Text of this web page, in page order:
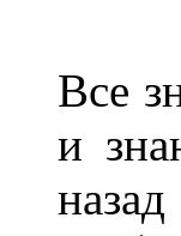
Все
и